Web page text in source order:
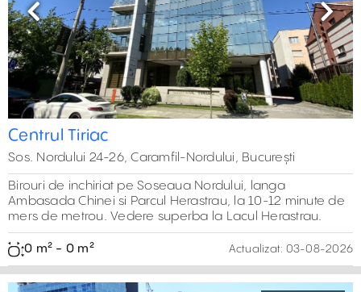
Previous Next
Centrul Tiriac
Sos. Nordului 24-26, Caramfil-Nordului, București
Birouri de inchiriat pe Soseaua Nordului, langa
Ambasada Chinei si Parcul Herastrau, la 10-12 minute de
mers de metrou. Vedere superba la Lacul Herastrau.
0 m² - 0 m² Actualizat: 03-08-2026